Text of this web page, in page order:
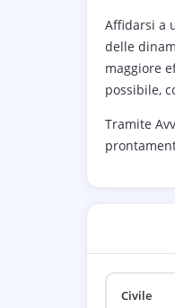
Affidarsi a
delle
maggiore
possibile,
Tramite
Civile